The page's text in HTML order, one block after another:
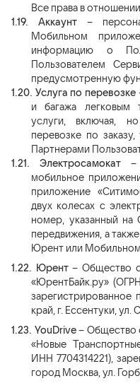
Все права в
1.19.
Аккаунт –
Мобильном
информацию о
Пользователем
предусмотренную
1.20. Услуга по перевозке
и багажа легковым
услуги, включая,
перевозке по
Партнерами
1.21.
Электросамокат –
мобильное
приложение
двух колесах с
номер, указанный на
передвижения, а
Юрент или
1.22. Юрент– Общество с
«ЮрентБайк.ру»
зарегистрированное
край, г. Ессентуки, ул.
1.23. YouDrive– Общество
«Новые
ИНН 7704314221),
город Москва, ул.